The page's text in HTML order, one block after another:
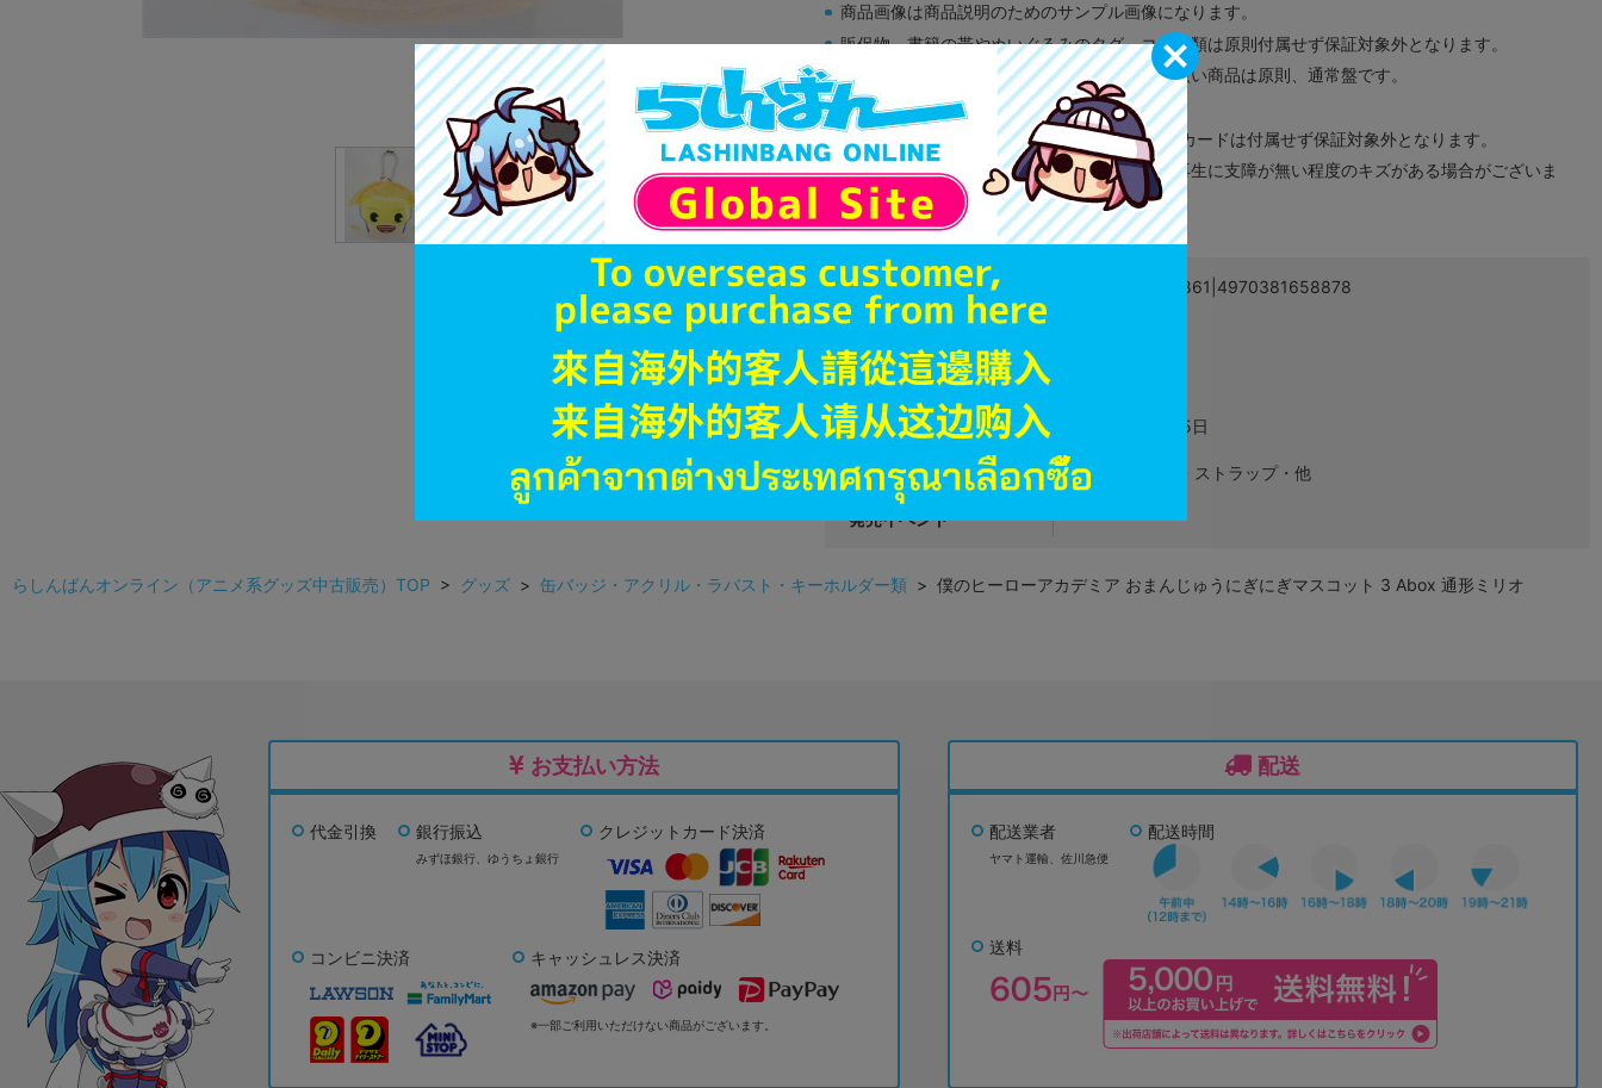
商品画像は商品説明のためのサンプル画像になります。
販促物、書籍の帯やぬいぐるみのタグ、コード類は原則付属せず保証対象外となります。
商品名や備考欄に特別な記載が無い限り取り扱い商品は原則、通常盤です。
「電池」は原則として保証対象外となります。
ゲーム機本体には、SDカードなどのメモリーカードは付属せず保証対象外となります。
ディスク類の読み取り面のキズに関しまして再生に支障が無い程度のキズがある場合がございま
す。
※詳細につきましてはコチラ
JANコード 4970381658861|4970381658878
商品番号
商品カテゴリ
発売日 2023年05月15日
種別 キーホルダー・ストラップ・他
発売イベント
らしんばんオンライン（アニメ系グッズ中古販売）TOP > グッズ > 缶バッジ・アクリル・ラバスト・キーホルダー類 > 僕のヒーローアカデミア おまんじゅうにぎにぎマスコット 3 Abox 通形ミリオ
お支払い方法
代金引換 銀行振込
みずほ銀行、 ゆうちょ銀行
クレジットカード決済
コンビニ決済 キャッシュレス決済
※一部ご利用いただけない商品がございます。
配送
配送業者
ヤマト運輸、佐川急便
配送時間
送料